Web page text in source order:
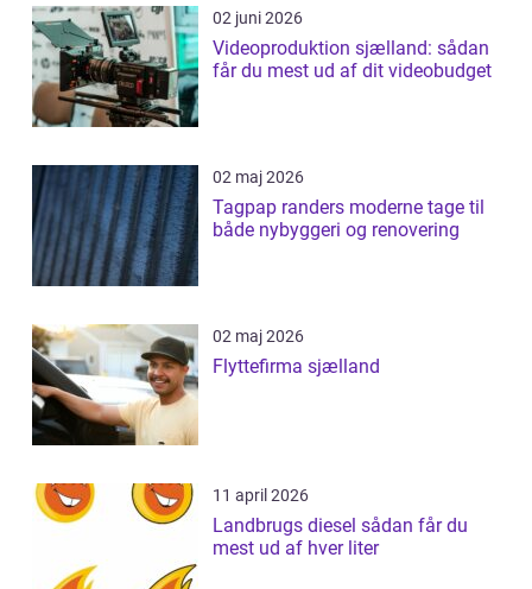
02 juni 2026
Videoproduktion sjælland: sådan
får du mest ud af dit videobudget
02 maj 2026
Tagpap randers moderne tage til
både nybyggeri og renovering
02 maj 2026
Flyttefirma sjælland
11 april 2026
Landbrugs diesel sådan får du
mest ud af hver liter